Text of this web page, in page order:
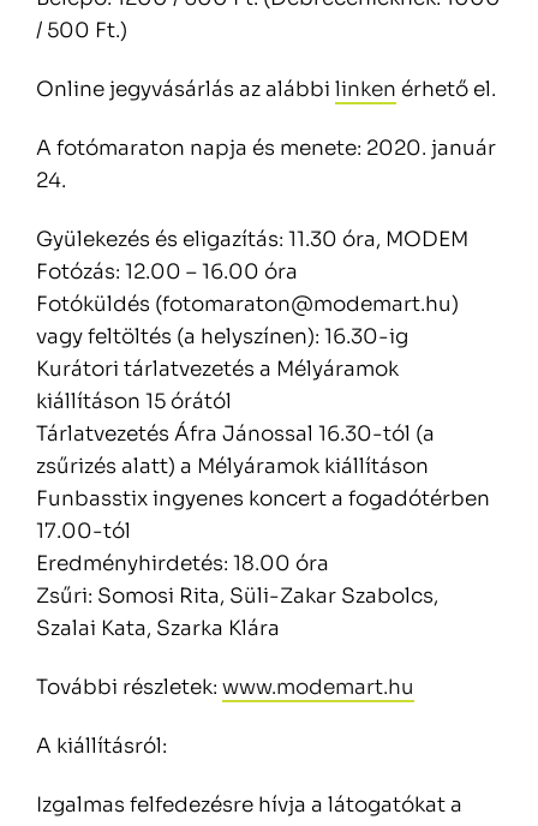
/ 500 Ft.)
Online jegyvásárlás az alábbi linken érhető el.
A fotómaraton napja és menete: 2020. január
24.
Gyülekezés és eligazítás: 11.30 óra, MODEM
Fotózás: 12.00 – 16.00 óra
Fotóküldés (fotomaraton@modemart.hu)
vagy feltöltés (a helyszínen): 16.30-ig
Kurátori tárlatvezetés a Mélyáramok
kiállításon 15 órától
Tárlatvezetés Áfra Jánossal 16.30-tól (a
zsűrizés alatt) a Mélyáramok kiállításon
Funbasstix ingyenes koncert a fogadótérben
17.00-tól
Eredményhirdetés: 18.00 óra
Zsűri: Somosi Rita, Süli-Zakar Szabolcs,
Szalai Kata, Szarka Klára
További részletek: www.modemart.hu
A kiállításról:
Izgalmas felfedezésre hívja a látogatókat a